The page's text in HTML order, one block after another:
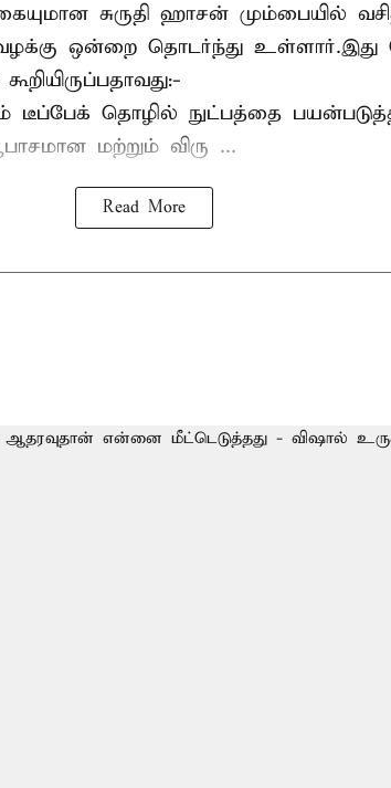
சுருதி ஹாசன் மும்பையில்
ஒன்றை தொடர்ந்து
டீப்பேக் தொழில் நுட்பத்தை
மற்றும் விரு ...
Read More